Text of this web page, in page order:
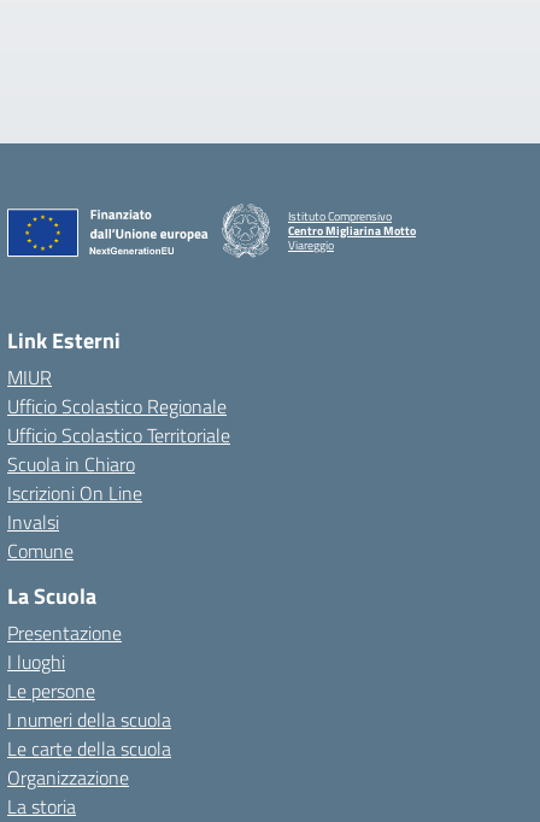
Istituto Comprensivo
Centro Migliarina Motto
Viareggio
Link Esterni
MIUR
Ufficio Scolastico Regionale
Ufficio Scolastico Territoriale
Scuola in Chiaro
Iscrizioni On Line
Invalsi
Comune
La Scuola
Presentazione
I luoghi
Le persone
I numeri della scuola
Le carte della scuola
Organizzazione
La storia